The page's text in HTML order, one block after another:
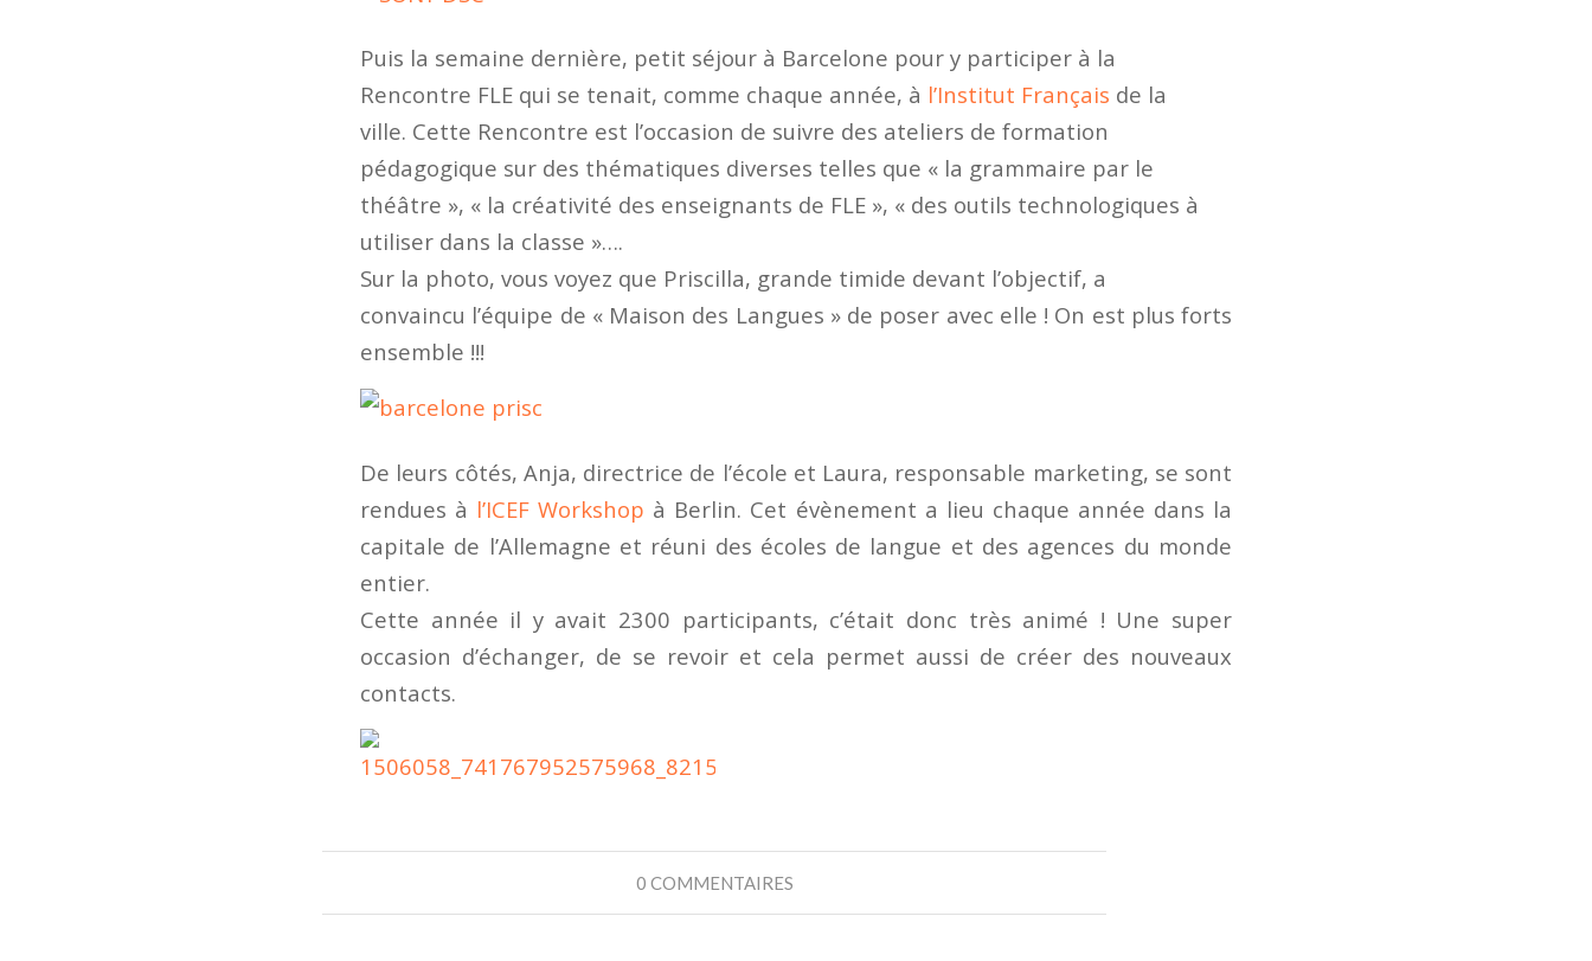
Puis la semaine dernière, petit séjour à Barcelone pour y participer à la
Rencontre FLE qui se tenait, comme chaque année, à l’Institut Français de la
ville. Cette Rencontre est l’occasion de suivre des ateliers de formation
pédagogique sur des thématiques diverses telles que « la grammaire par le
théâtre », « la créativité des enseignants de FLE », « des outils technologiques à
utiliser dans la classe »….
Sur la photo, vous voyez que Priscilla, grande timide devant l’objectif, a
convaincu l’équipe de « Maison des Langues » de poser avec elle ! On est plus forts
ensemble !!!
De leurs côtés, Anja, directrice de l’école et Laura, responsable marketing, se sont
rendues à l’ICEF Workshop à Berlin. Cet évènement a lieu chaque année dans la
capitale de l’Allemagne et réuni des écoles de langue et des agences du monde
entier.
Cette année il y avait 2300 participants, c’était donc très animé ! Une super
occasion d’échanger, de se revoir et cela permet aussi de créer des nouveaux
contacts.
0 COMMENTAIRES